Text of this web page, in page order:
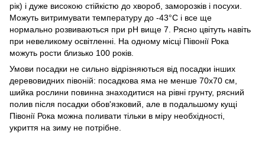
рік) і дуже високою стійкістю до хвороб, заморозків і посухи.
Можуть витримувати температуру до -43°C і все ще
нормально розвиваються при рН вище 7. Рясно цвітуть навіть
при невеликому освітленні. На одному місці Півонії Рока
можуть рости близько 100 років.
Умови посадки не сильно відрізняються від посадки інших
деревовидних півоній: посадкова яма не менше 70х70 см,
шийка рослини повинна знаходитися на рівні грунту, рясний
полив після посадки обов'язковий, але в подальшому кущі
Півонії Рока можна поливати тільки в міру необхідності,
укриття на зиму не потрібне.